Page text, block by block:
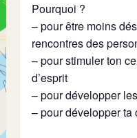
Pourquoi ?
– pour être moins
rencontres des
– pour stimuler ton
d’esprit
– pour développer
– pour développer